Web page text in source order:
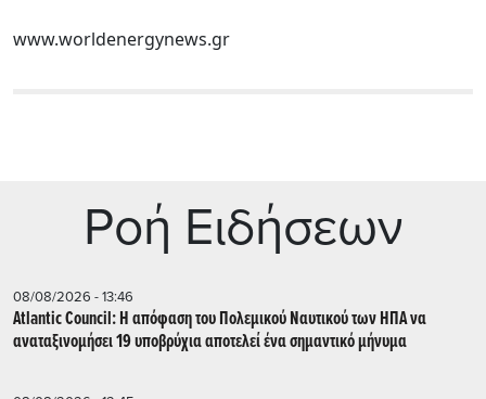
www.worldenergynews.gr
Ρoή Ειδήσεων
08/08/2026 - 13:46
Atlantic Council: Η απόφαση του Πολεμικού Ναυτικού των ΗΠΑ να
αναταξινομήσει 19 υποβρύχια αποτελεί ένα σημαντικό μήνυμα